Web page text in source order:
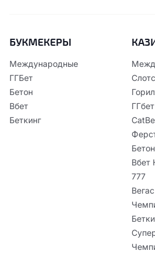
БУКМЕКЕРЫ
Международные
ГГБет
Бетон
Вбет
Беткинг
ГГбет
Бетон
Вбет
777
Вегас